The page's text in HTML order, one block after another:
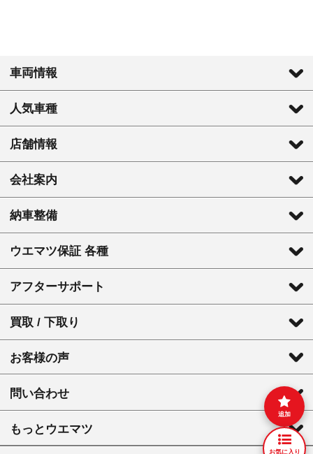
車両情報
人気車種
店舗情報
会社案内
納車整備
ウエマツ保証 各種
アフターサポート
買取 / 下取り
お客様の声
問い合わせ
もっとウエマツ
追加
お気に入り